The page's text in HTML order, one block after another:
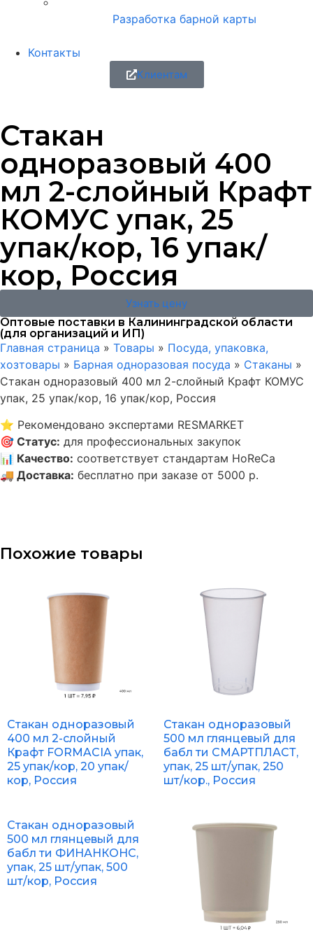
Разработка барной карты
Контакты
Клиентам
Стакан
одноразовый 400
мл 2-слойный Крафт
КОМУС упак, 25
упак/кор, 16 упак/
кор, Россия
Узнать цену
Оптовые поставки в Калининградской области
(для организаций и ИП)
Главная страница » Товары » Посуда, упаковка,
хозтовары » Барная одноразовая посуда » Стаканы »
Стакан одноразовый 400 мл 2-слойный Крафт КОМУС
упак, 25 упак/кор, 16 упак/кор, Россия
⭐ Рекомендовано экспертами RESMARKET
🎯 Статус: для профессиональных закупок
📊 Качество: соответствует стандартам HoReCa
🚚 Доставка: бесплатно при заказе от 5000 р.
Похожие товары
Стакан одноразовый
400 мл 2-слойный
Крафт FORMACIA упак,
25 упак/кор, 20 упак/
кор, Россия
Стакан одноразовый
500 мл глянцевый для
бабл ти СМАРТПЛАСТ,
упак, 25 шт/упак, 250
шт/кор., Россия
Стакан одноразовый
500 мл глянцевый для
бабл ти ФИНАНКОНС,
упак, 25 шт/упак, 500
шт/кор, Россия